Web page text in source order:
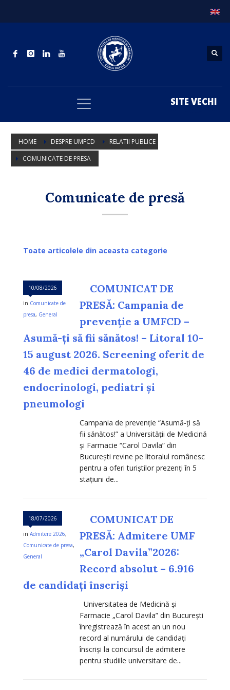
SITE VECHI
HOME DESPRE UMFCD
RELATII PUBLICE
COMUNICATE DE PRESA
Comunicate de presă
10/08/2026
in Comunicate de
presa, General
COMUNICAT DE
PRESĂ: Campania de
prevenție a UMFCD –
Asumă-ți să fii sănătos! – Litoral 10-
15 august 2026. Screening oferit de
46 de medici dermatologi,
endocrinologi, pediatri și
pneumologi
Campania de prevenție “Asumă-ți să
fii sănătos!” a Universității de Medicină
și Farmacie “Carol Davila” din
București revine pe litoralul românesc
pentru a oferi turiștilor prezenți în 5
stațiuni de...
18/07/2026
in Admitere 2026,
Comunicate de presa,
General
COMUNICAT DE
PRESĂ: Admitere UMF
„Carol Davila”2026:
Record absolut – 6.916
de candidați înscriși
Universitatea de Medicină și
Farmacie „Carol Davila” din București
înregistrează în acest an un nou
record al numărului de candidați
înscriși la concursul de admitere
pentru studiile universitare de...